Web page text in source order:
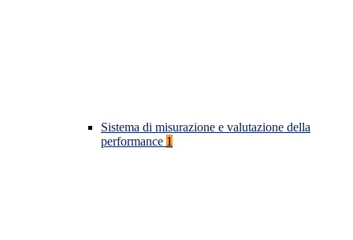
Sistema di misurazione e valutazione della
performance 1